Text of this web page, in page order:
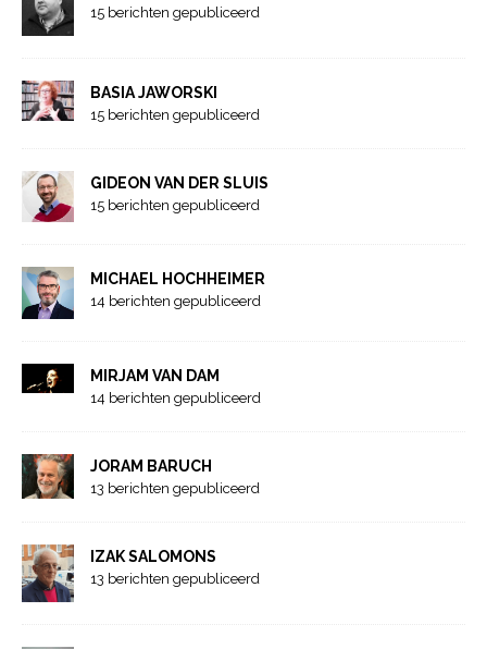
15 berichten gepubliceerd
BASIA JAWORSKI
15 berichten gepubliceerd
GIDEON VAN DER SLUIS
15 berichten gepubliceerd
MICHAEL HOCHHEIMER
14 berichten gepubliceerd
MIRJAM VAN DAM
14 berichten gepubliceerd
JORAM BARUCH
13 berichten gepubliceerd
IZAK SALOMONS
13 berichten gepubliceerd